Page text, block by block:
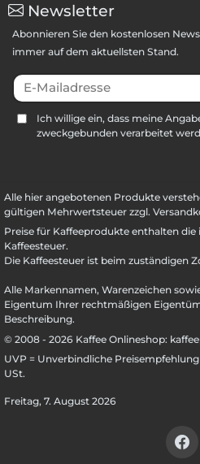
Newsletter
Abonnieren Sie den kostenlosen
immer auf dem aktuellsten Stand.
E-Mailadresse
Ich willige ein, dass meine
zweckgebunden verarbeitet
Alle hier angebotenen Produkte
gültigen Mehrwertsteuer zzgl.
Preise für Kaffeeprodukte enthalten
Kaffeesteuer.
Die Kaffeesteuer ist beim zuständigen
Alle Markennamen, Warenzeichen
Eigentum Ihrer rechtmäßigen
Beschreibung.
© 2008 - 2026 Kaffee Onlineshop:
UVP = Unverbindliche
USt.
Freitag, 7. August 2026